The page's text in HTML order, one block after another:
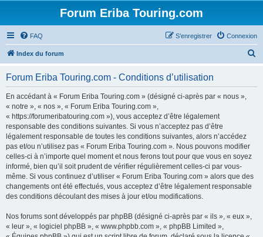
Forum Eriba Touring.com
FAQ Connexion
S’enregistrer
Index du forum
Forum Eriba Touring.com - Conditions d’utilisation
En accédant à « Forum Eriba Touring.com » (désigné ci-après par « nous »,
« notre », « nos », « Forum Eriba Touring.com »,
« https://forumeribatouring.com »), vous acceptez d’être légalement
responsable des conditions suivantes. Si vous n’acceptez pas d’être
légalement responsable de toutes les conditions suivantes, alors n’accédez
pas et/ou n’utilisez pas « Forum Eriba Touring.com ». Nous pouvons modifier
celles-ci à n’importe quel moment et nous ferons tout pour que vous en soyez
informé, bien qu’il soit prudent de vérifier régulièrement celles-ci par vous-
même. Si vous continuez d’utiliser « Forum Eriba Touring.com » alors que des
changements ont été effectués, vous acceptez d’être légalement responsable
des conditions découlant des mises à jour et/ou modifications.
Nos forums sont développés par phpBB (désigné ci-après par « ils », « eux »,
« leur », « logiciel phpBB », « www.phpbb.com », « phpBB Limited »,